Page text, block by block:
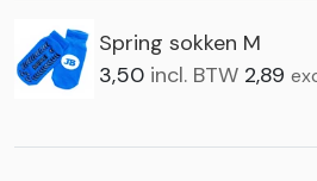
Spring sokken M
3,50 incl. BTW 2,89